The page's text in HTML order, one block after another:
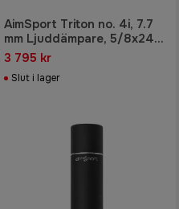
AimSport Triton no. 4i, 7.7
mm Ljuddämpare, 5/8x24
UNEF
3 795 kr
Slut i lager